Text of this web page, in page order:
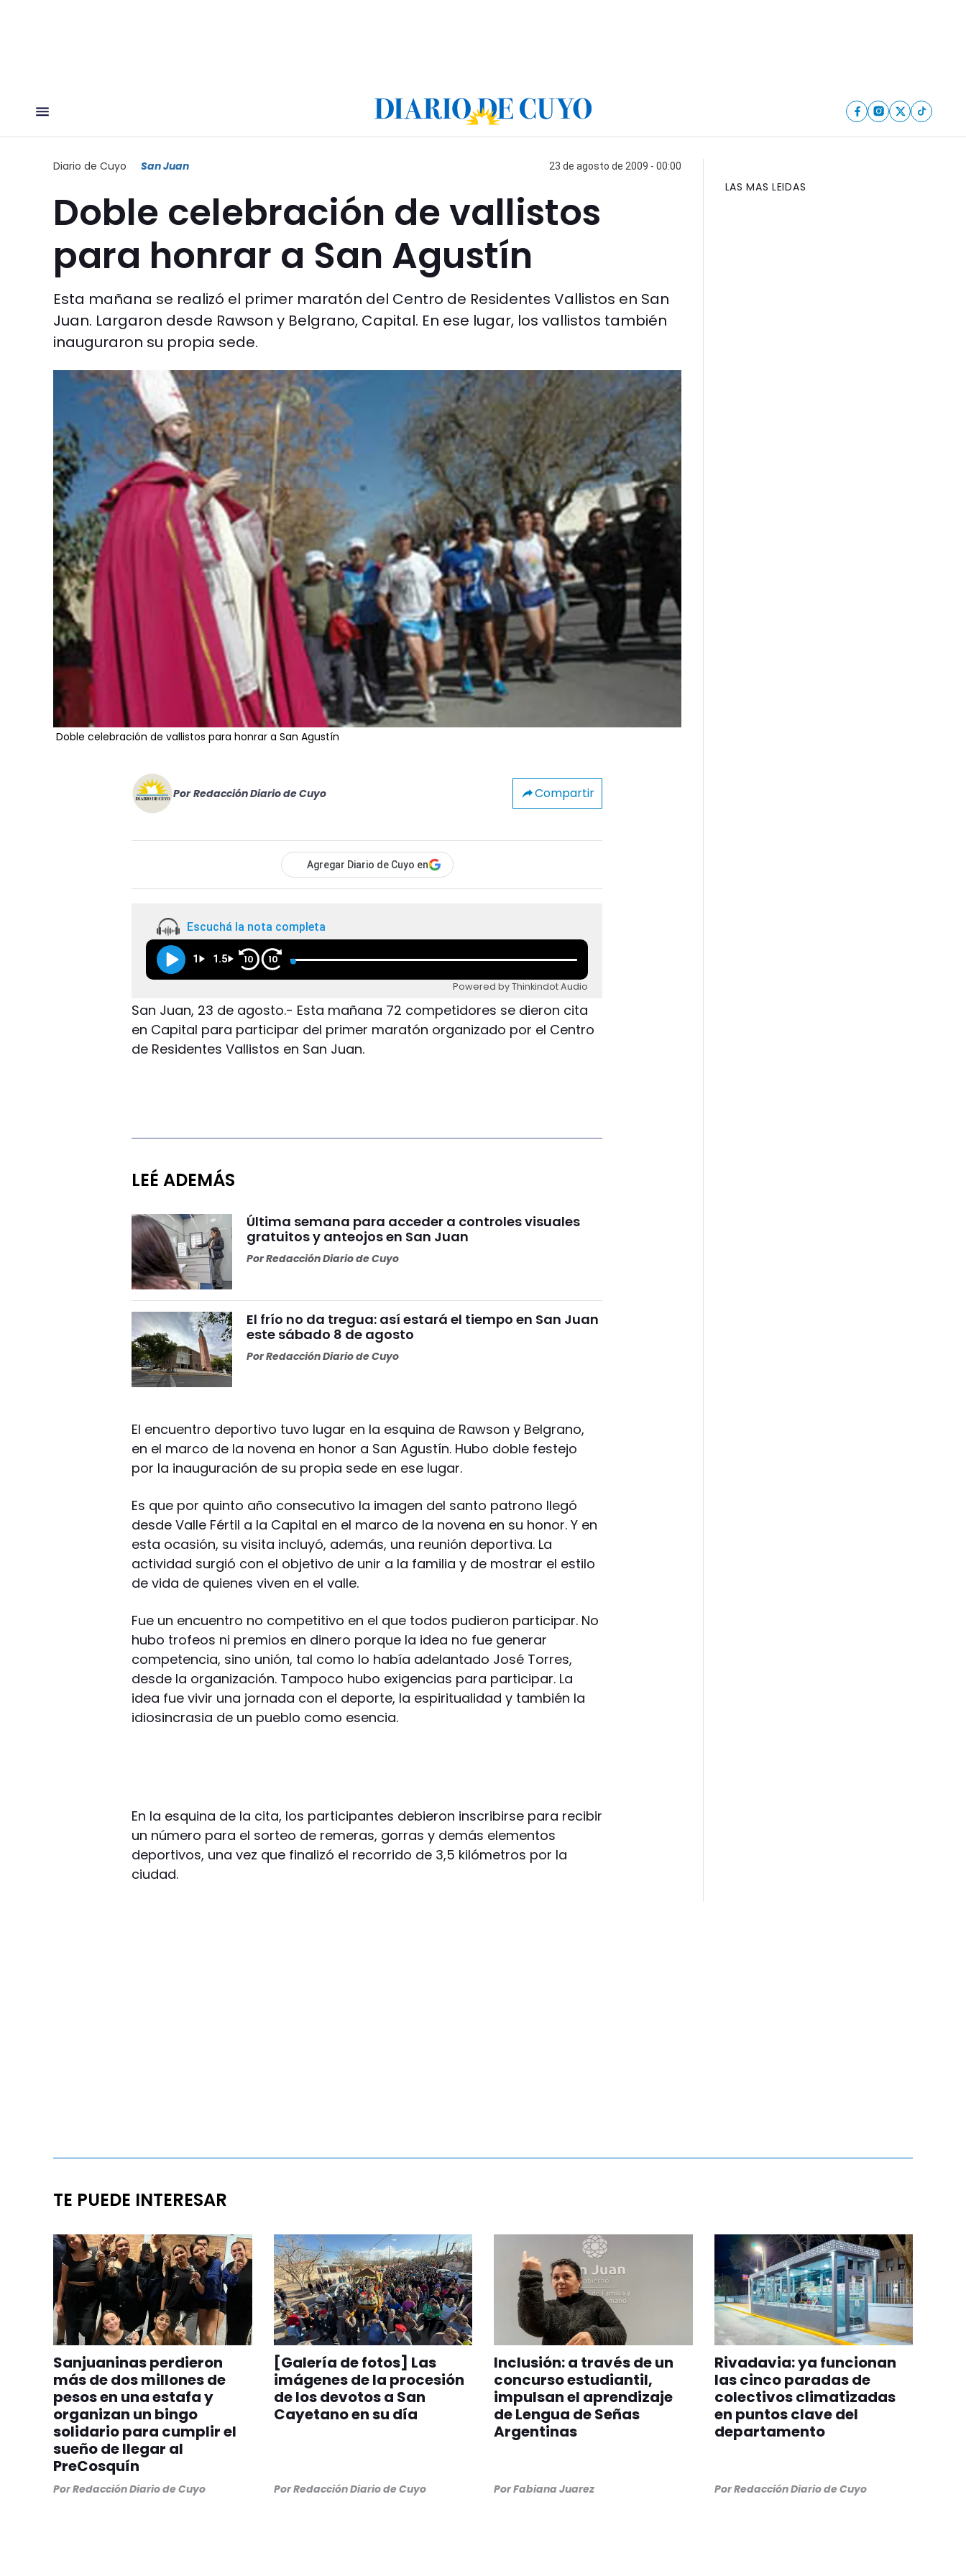
Diario de Cuyo San Juan 23 de agosto de 2009 - 00:00
Doble celebración de vallistos
para honrar a San Agustín
Esta mañana se realizó el primer maratón del Centro de Residentes Vallistos en San
Juan. Largaron desde Rawson y Belgrano, Capital. En ese lugar, los vallistos también
inauguraron su propia sede.
Doble celebración de vallistos para honrar a San Agustín
Por Redacción Diario de Cuyo Compartir
Agregar Diario de Cuyo en
Escuchá la nota completa
1 1.5 10 10
Powered by Thinkindot Audio
San Juan, 23 de agosto.- Esta mañana 72 competidores se dieron cita
en Capital para participar del primer maratón organizado por el Centro
de Residentes Vallistos en San Juan.
LEÉ ADEMÁS
Última semana para acceder a controles visuales
gratuitos y anteojos en San Juan
PorRedacción Diario de Cuyo
El frío no da tregua: así estará el tiempo en San Juan
este sábado 8 de agosto
PorRedacción Diario de Cuyo
El encuentro deportivo tuvo lugar en la esquina de Rawson y Belgrano,
en el marco de la novena en honor a San Agustín. Hubo doble festejo
por la inauguración de su propia sede en ese lugar.
Es que por quinto año consecutivo la imagen del santo patrono llegó
desde Valle Fértil a la Capital en el marco de la novena en su honor. Y en
esta ocasión, su visita incluyó, además, una reunión deportiva. La
actividad surgió con el objetivo de unir a la familia y de mostrar el estilo
de vida de quienes viven en el valle.
Fue un encuentro no competitivo en el que todos pudieron participar. No
hubo trofeos ni premios en dinero porque la idea no fue generar
competencia, sino unión, tal como lo había adelantado José Torres,
desde la organización. Tampoco hubo exigencias para participar. La
idea fue vivir una jornada con el deporte, la espiritualidad y también la
idiosincrasia de un pueblo como esencia.
En la esquina de la cita, los participantes debieron inscribirse para recibir
un número para el sorteo de remeras, gorras y demás elementos
deportivos, una vez que finalizó el recorrido de 3,5 kilómetros por la
ciudad.
LAS MAS LEIDAS
TE PUEDE INTERESAR
Sanjuaninas perdieron
más de dos millones de
pesos en una estafa y
organizan un bingo
solidario para cumplir el
sueño de llegar al
PreCosquín
PorRedacción Diario de Cuyo
[Galería de fotos] Las
imágenes de la procesión
de los devotos a San
Cayetano en su día
PorRedacción Diario de Cuyo
Inclusión: a través de un
concurso estudiantil,
impulsan el aprendizaje
de Lengua de Señas
Argentinas
PorFabiana Juarez
Rivadavia: ya funcionan
las cinco paradas de
colectivos climatizadas
en puntos clave del
departamento
PorRedacción Diario de Cuyo